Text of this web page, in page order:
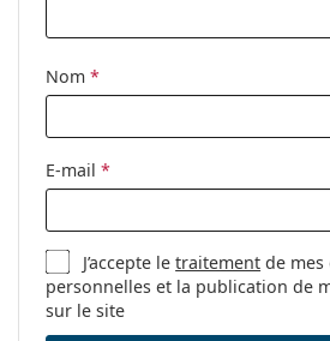
Nom *
E-mail *
J’accepte letraitement de mes
personnelles et la publication de
sur le site